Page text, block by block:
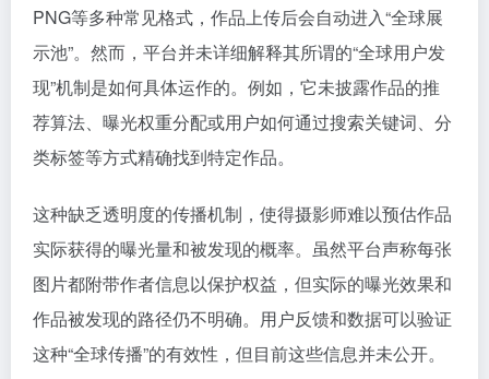
PNG等多种常见格式，作品上传后会自动进入“全球展
示池”。然而，平台并未详细解释其所谓的“全球用户发
现”机制是如何具体运作的。例如，它未披露作品的推
荐算法、曝光权重分配或用户如何通过搜索关键词、分
类标签等方式精确找到特定作品。
这种缺乏透明度的传播机制，使得摄影师难以预估作品
实际获得的曝光量和被发现的概率。虽然平台声称每张
图片都附带作者信息以保护权益，但实际的曝光效果和
作品被发现的路径仍不明确。用户反馈和数据可以验证
这种“全球传播”的有效性，但目前这些信息并未公开。